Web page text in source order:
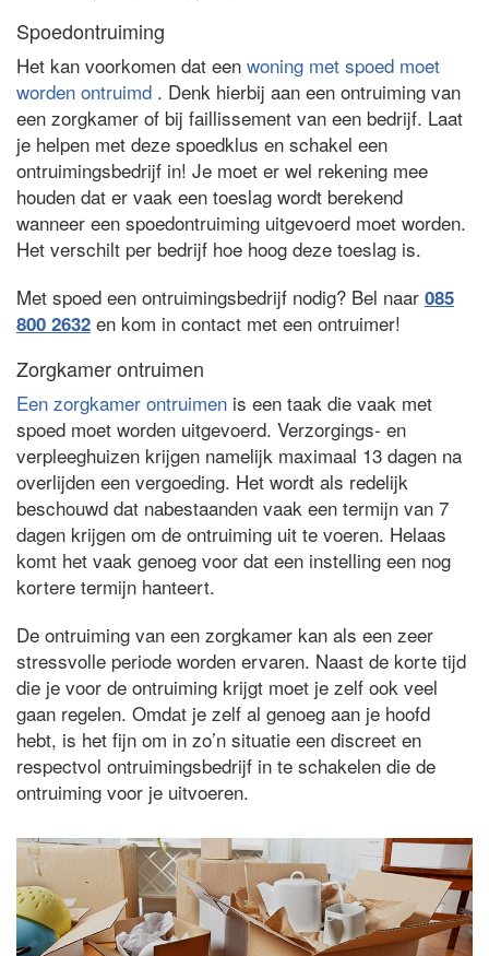
Spoedontruiming
Het kan voorkomen dat een woning met spoed moet
worden ontruimd . Denk hierbij aan een ontruiming van
een zorgkamer of bij faillissement van een bedrijf. Laat
je helpen met deze spoedklus en schakel een
ontruimingsbedrijf in! Je moet er wel rekening mee
houden dat er vaak een toeslag wordt berekend
wanneer een spoedontruiming uitgevoerd moet worden.
Het verschilt per bedrijf hoe hoog deze toeslag is.
Met spoed een ontruimingsbedrijf nodig? Bel naar 085
800 2632 en kom in contact met een ontruimer!
Zorgkamer ontruimen
Een zorgkamer ontruimen is een taak die vaak met
spoed moet worden uitgevoerd. Verzorgings- en
verpleeghuizen krijgen namelijk maximaal 13 dagen na
overlijden een vergoeding. Het wordt als redelijk
beschouwd dat nabestaanden vaak een termijn van 7
dagen krijgen om de ontruiming uit te voeren. Helaas
komt het vaak genoeg voor dat een instelling een nog
kortere termijn hanteert.
De ontruiming van een zorgkamer kan als een zeer
stressvolle periode worden ervaren. Naast de korte tijd
die je voor de ontruiming krijgt moet je zelf ook veel
gaan regelen. Omdat je zelf al genoeg aan je hoofd
hebt, is het fijn om in zo’n situatie een discreet en
respectvol ontruimingsbedrijf in te schakelen die de
ontruiming voor je uitvoeren.